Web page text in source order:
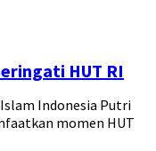
HUT RI
Indonesia Putri
momen HUT